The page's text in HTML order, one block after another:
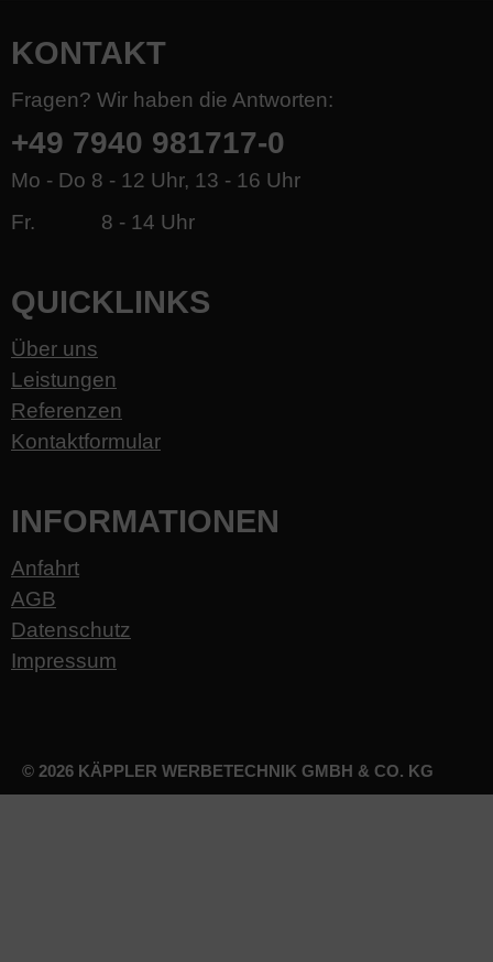
KONTAKT
Fragen? Wir haben die Antworten:
+49 7940 981717-0
Mo - Do 8 - 12 Uhr, 13 - 16 Uhr
Fr. 8 - 14 Uhr
QUICKLINKS
Über uns
Leistungen
Referenzen
Kontaktformular
INFORMATIONEN
Anfahrt
AGB
Datenschutz
Impressum
© 2026 KÄPPLER WERBETECHNIK GMBH & CO. KG